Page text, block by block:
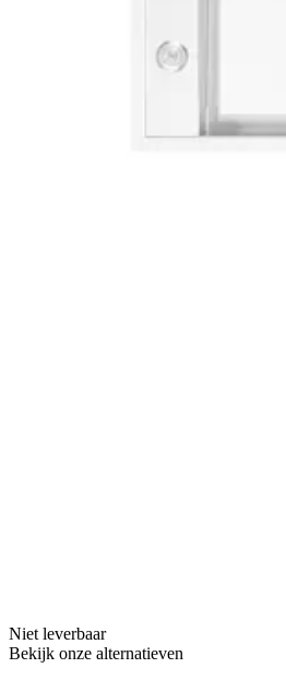
Niet leverbaar
Bekijk onze alternatieven